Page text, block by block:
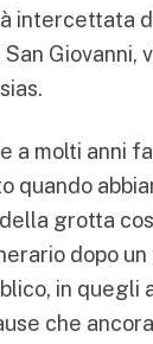
intercettata
Giovanni,
a molti anni
quando
grotta
dopo
in quegli
che